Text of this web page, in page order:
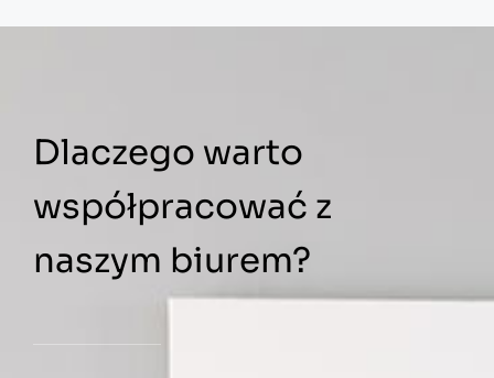
Dlaczego warto
współpracować z
naszym biurem?